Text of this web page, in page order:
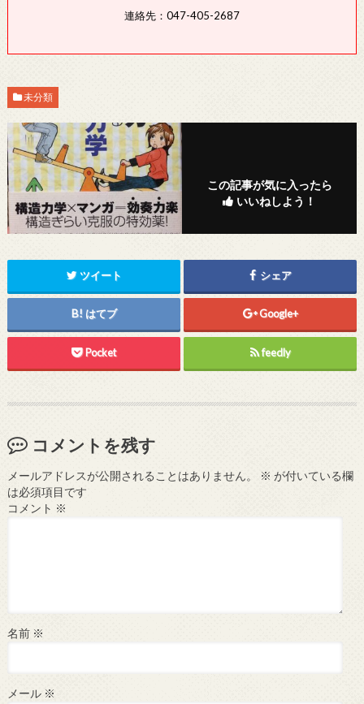
連絡先：047-405-2687
未分類
この記事が気に入ったら
いいねしよう！
ツイート シェア
はてブ Google+
Pocket feedly
コメントを残す
メールアドレスが公開されることはありません。 ※ が付いている欄
は必須項目です
コメント ※
名前 ※
メール ※